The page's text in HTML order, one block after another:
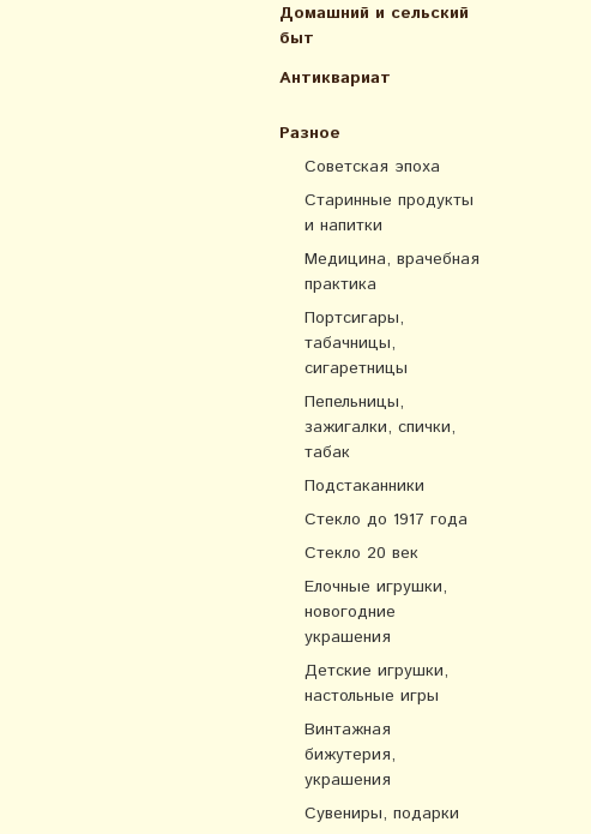
Домашний и сельский
быт
Антиквариат
Разное
Советская эпоха
Старинные продукты
и напитки
Медицина, врачебная
практика
Портсигары,
табачницы,
сигаретницы
Пепельницы,
зажигалки, спички,
табак
Подстаканники
Стекло до 1917 года
Стекло 20 век
Елочные игрушки,
новогодние
украшения
Детские игрушки,
настольные игры
Винтажная
бижутерия,
украшения
Сувениры, подарки